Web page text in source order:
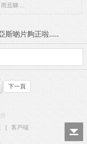
且睇 ...
斯啲片夠正啦.....
下一頁
客戶端